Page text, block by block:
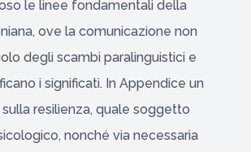
le linee fondamentali della
ove la comunicazione non
degli scambi paralinguistici e
i significati. In Appendice un
resilienza, quale soggetto
nonché via necessaria